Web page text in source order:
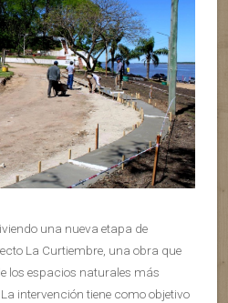
una nueva etapa de
La Curtiembre, una obra que
los espacios naturales más
intervención tiene como objetivo